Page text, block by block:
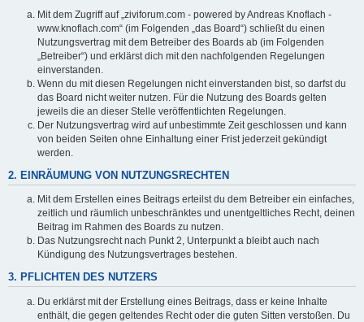
Mit dem Zugriff auf „ziviforum.com - powered by Andreas Knoflach -
www.knoflach.com“ (im Folgenden „das Board“) schließt du einen
Nutzungsvertrag mit dem Betreiber des Boards ab (im Folgenden
„Betreiber“) und erklärst dich mit den nachfolgenden Regelungen
einverstanden.
Wenn du mit diesen Regelungen nicht einverstanden bist, so darfst du
das Board nicht weiter nutzen. Für die Nutzung des Boards gelten
jeweils die an dieser Stelle veröffentlichten Regelungen.
Der Nutzungsvertrag wird auf unbestimmte Zeit geschlossen und kann
von beiden Seiten ohne Einhaltung einer Frist jederzeit gekündigt
werden.
2. EINRÄUMUNG VON NUTZUNGSRECHTEN
Mit dem Erstellen eines Beitrags erteilst du dem Betreiber ein einfaches,
zeitlich und räumlich unbeschränktes und unentgeltliches Recht, deinen
Beitrag im Rahmen des Boards zu nutzen.
Das Nutzungsrecht nach Punkt 2, Unterpunkt a bleibt auch nach
Kündigung des Nutzungsvertrages bestehen.
3. PFLICHTEN DES NUTZERS
Du erklärst mit der Erstellung eines Beitrags, dass er keine Inhalte
enthält, die gegen geltendes Recht oder die guten Sitten verstoßen. Du